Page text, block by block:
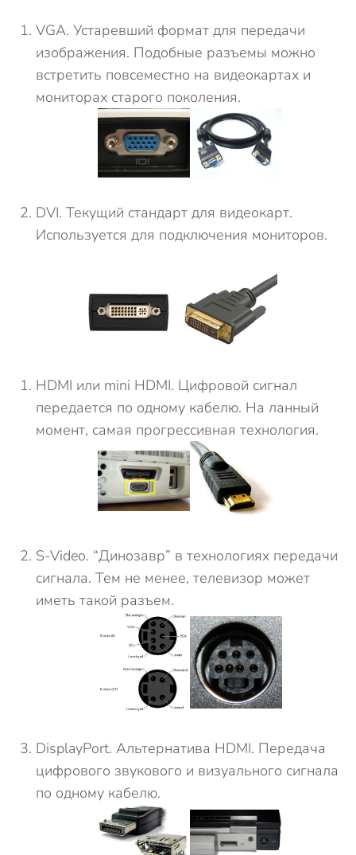
VGA. Устаревший формат для передачи
изображения. Подобные разъемы можно
встретить повсеместно на видеокартах и
мониторах старого поколения.
DVI. Текущий стандарт для видеокарт.
Используется для подключения мониторов.
HDMI или mini HDMI. Цифровой сигнал
передается по одному кабелю. На ланный
момент, самая прогрессивная технология.
S-Video. “Динозавр” в технологиях передачи
сигнала. Тем не менее, телевизор может
иметь такой разъем.
DisplayPort. Альтернатива HDMI. Передача
цифрового звукового и визуального сигнала
по одному кабелю.